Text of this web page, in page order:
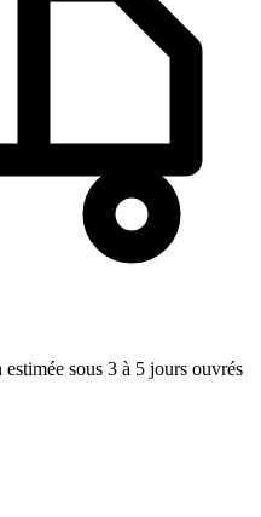
sous 3 à 5 jours ouvrés